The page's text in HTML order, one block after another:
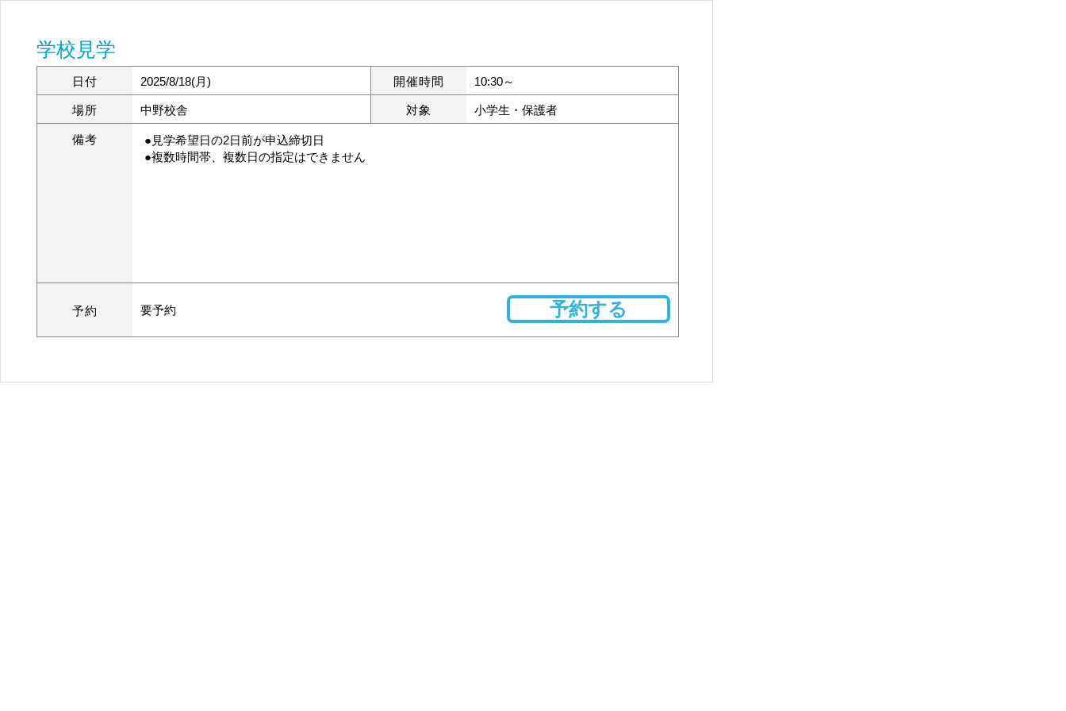
学校見学
日付 2025/8/18(月) 開催時間 10:30～
場所 中野校舎 対象 小学生・保護者
備考
●見学希望日の2日前が申込締切日
●複数時間帯、複数日の指定はできません
予約 要予約 予約する